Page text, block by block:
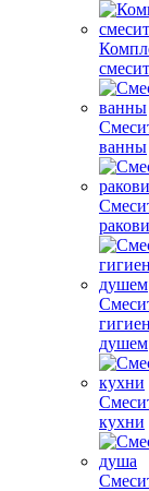
ванны
душем
кухни